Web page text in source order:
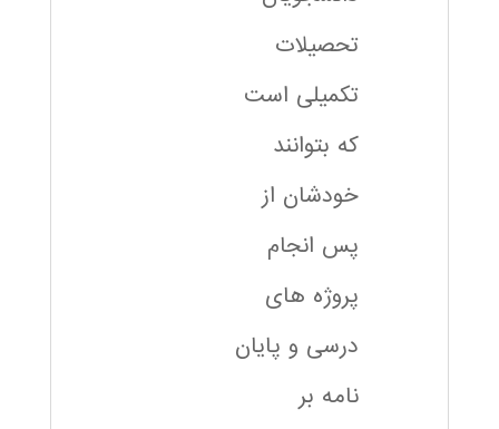
تحصیلات
تکمیلی است
که بتوانند
خودشان از
پس انجام
پروژه های
درسی و پایان
نامه بر